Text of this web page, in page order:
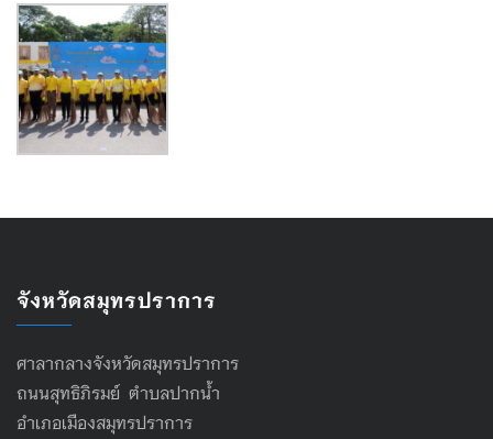
จังหวัดสมุทรปราการ
ศาลากลางจังหวัดสมุทรปราการ
ถนนสุทธิภิรมย์ ตำบลปากน้ำ
อำเภอเมืองสมุทรปราการ